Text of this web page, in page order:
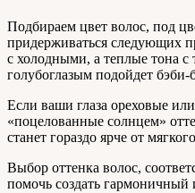
Подбираем цвет волос, под
придерживаться следующих
с холодными, а теплые тона
голубоглазым подойдет бэби-
Если ваши глаза ореховые
«поцелованные солнцем»
станет гораздо ярче от
Выбор оттенка волос,
помочь создать гармоничный